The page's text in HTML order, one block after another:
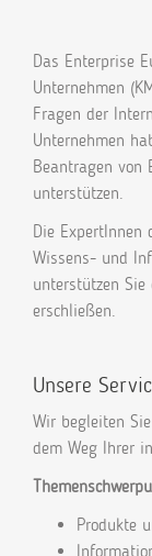
Das Enterprise
Unternehmen
Fragen der
Unternehmen
Beantragen von
unterstützen.
Die ExpertInnen
Wissens- und
unterstützen
erschließen.
Unsere
Wir begleiten
dem Weg Ihrer
Produkte